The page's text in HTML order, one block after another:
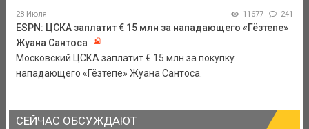
28 Июля 11677 241
ESPN: ЦСКА заплатит € 15 млн за нападающего «Гёзтепе»
Жуана Сантоса
Московский ЦСКА заплатит € 15 млн за покупку
нападающего «Гёзтепе» Жуана Сантоса.
СЕЙЧАС ОБСУЖДАЮТ